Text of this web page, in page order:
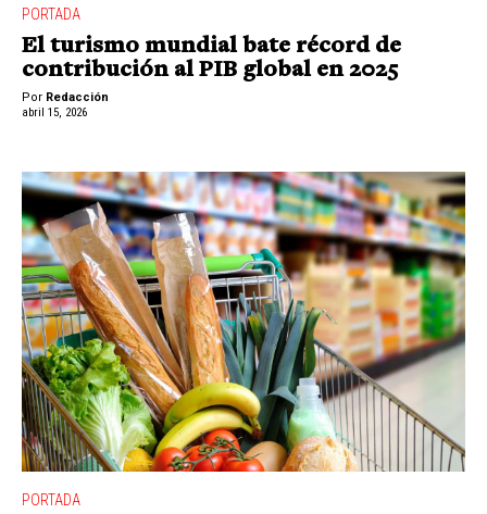
PORTADA
El turismo mundial bate récord de
contribución al PIB global en 2025
Por Redacción
abril 15, 2026
PORTADA